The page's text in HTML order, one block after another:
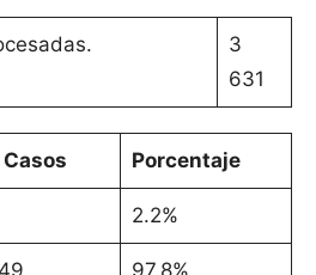
3
631
Casos Porcentaje
2.2%